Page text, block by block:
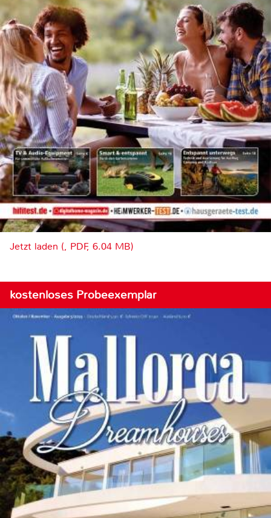
Jetzt laden (, PDF, 6.04 MB)
kostenloses Probeexemplar